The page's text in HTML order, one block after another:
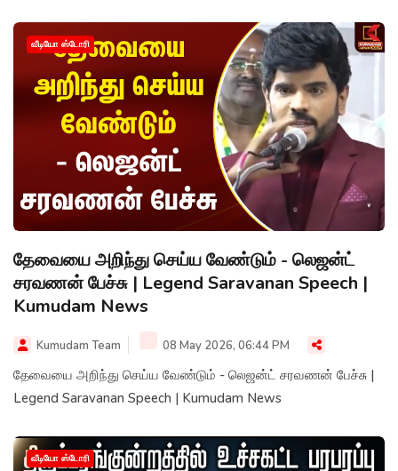
வீடியோ ஸ்டோரி
தேவையை அறிந்து செய்ய வேண்டும் - லெஜன்ட்
சரவணன் பேச்சு | Legend Saravanan Speech |
Kumudam News
Kumudam Team 08 May 2026, 06:44 PM
தேவையை அறிந்து செய்ய வேண்டும் - லெஜன்ட் சரவணன் பேச்சு |
Legend Saravanan Speech | Kumudam News
வீடியோ ஸ்டோரி